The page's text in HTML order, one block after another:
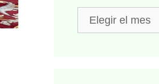
Hemeroteca